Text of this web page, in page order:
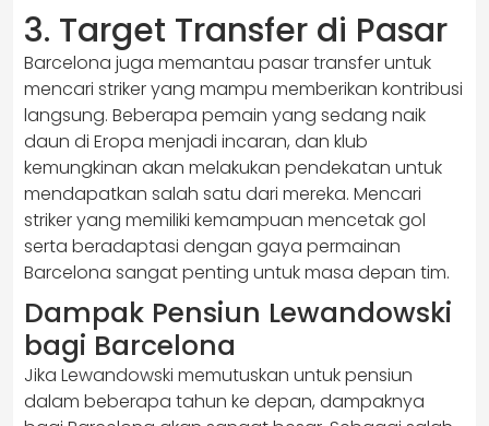
3. Target Transfer di Pasar
Barcelona juga memantau pasar transfer untuk
mencari striker yang mampu memberikan kontribusi
langsung. Beberapa pemain yang sedang naik
daun di Eropa menjadi incaran, dan klub
kemungkinan akan melakukan pendekatan untuk
mendapatkan salah satu dari mereka. Mencari
striker yang memiliki kemampuan mencetak gol
serta beradaptasi dengan gaya permainan
Barcelona sangat penting untuk masa depan tim.
Dampak Pensiun Lewandowski
bagi Barcelona
Jika Lewandowski memutuskan untuk pensiun
dalam beberapa tahun ke depan, dampaknya